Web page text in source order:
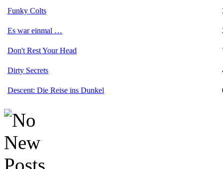
Funky Colts
Es war einmal …
Don't Rest Your Head
Dirty Secrets
Descent: Die Reise ins Dunkel